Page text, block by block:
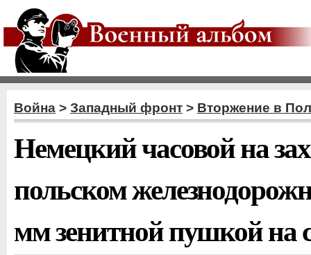
Война > Западный фронт > Вторжение в
Немецкий часовой на
польском
мм зенитной пушкой на